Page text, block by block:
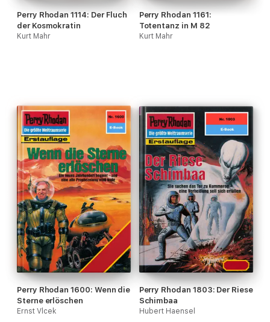
Perry Rhodan 1114: Der Fluch
der Kosmokratin
Kurt Mahr
Perry Rhodan 1161:
Totentanz in M 82
Kurt Mahr
Perry Rhodan 1600: Wenn die
Sterne erlöschen
Ernst Vlcek
Perry Rhodan 1803: Der Riese
Schimbaa
Hubert Haensel